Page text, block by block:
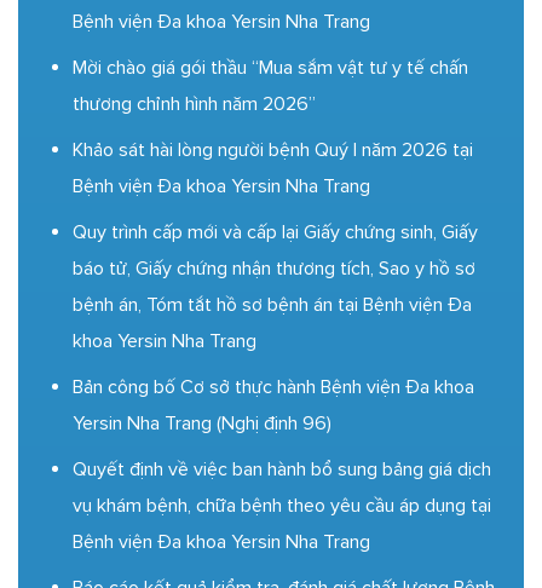
Bệnh viện Đa khoa Yersin Nha Trang
Mời chào giá gói thầu “Mua sắm vật tư y tế chấn
thương chỉnh hình năm 2026”
Khảo sát hài lòng người bệnh Quý I năm 2026 tại
Bệnh viện Đa khoa Yersin Nha Trang
Quy trình cấp mới và cấp lại Giấy chứng sinh, Giấy
báo tử, Giấy chứng nhận thương tích, Sao y hồ sơ
bệnh án, Tóm tắt hồ sơ bệnh án tại Bệnh viện Đa
khoa Yersin Nha Trang
Bản công bố Cơ sở thực hành Bệnh viện Đa khoa
Yersin Nha Trang (Nghị định 96)
Quyết định về việc ban hành bổ sung bảng giá dịch
vụ khám bệnh, chữa bệnh theo yêu cầu áp dụng tại
Bệnh viện Đa khoa Yersin Nha Trang